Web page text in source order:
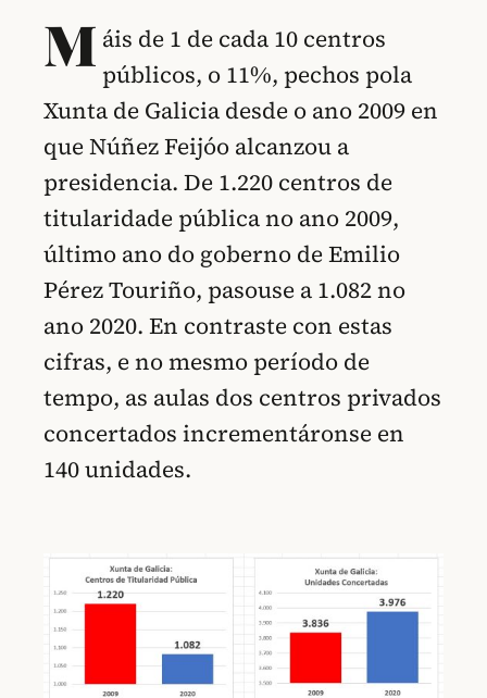
M áis de 1 de cada 10 centros
públicos, o 11%, pechos pola
Xunta de Galicia desde o ano 2009 en
que Núñez Feijóo alcanzou a
presidencia. De 1.220 centros de
titularidade pública no ano 2009,
último ano do goberno de Emilio
Pérez Touriño, pasouse a 1.082 no
ano 2020. En contraste con estas
cifras, e no mesmo período de
tempo, as aulas dos centros privados
concertados incrementáronse en
140 unidades.